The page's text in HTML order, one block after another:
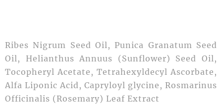
Ribes Nigrum Seed Oil, Punica Granatum Seed
Oil, Helianthus Annuus (Sunflower) Seed Oil,
Tocopheryl Acetate, Tetrahexyldecyl Ascorbate,
Alfa Liponic Acid, Capryloyl glycine, Rosmarinus
Officinalis (Rosemary) Leaf Extract